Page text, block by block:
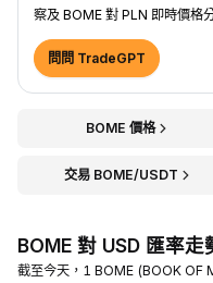
察及 BOME 對 PLN 即時價格
問問 TradeGPT
BOME 價格
交易 BOME/USDT
BOME 對 USD 匯率走
截至今天，1 BOME (BOOK OF